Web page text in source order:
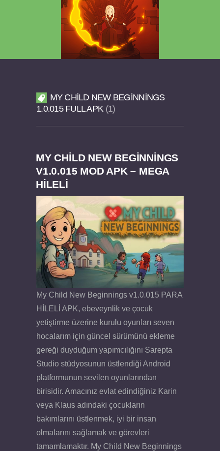
Dream Road Multiplayer v1.4.2 PARA HİLELİ
Felix the Reaper v1.25 FULL APK
MY CHILD NEW BEGINNINGS
1.0.015 FULL APK 1
MY CHILD NEW BEGINNINGS
V1.0.015 MOD APK – MEGA
HİLELİ
My Child New Beginnings v1.0.015 PARA
HİLELİ APK, ebeveynlik ve çocuk
yetiştirme üzerine kurulu oyunları seven
hocalarım için güncel sürümünü ekleme
gereği duyduğum yapımcılığını Sarepta
Studio stüdyosunun üstlendiği Android
platformunun sevilen oyunlarından
birisidir. Amacınız evlat edindiğiniz Karin
veya Klaus adındaki çocukların
bakımlarını üstlenmek, iyi bir insan
olmalarını sağlamak ve görevleri
tamamlamaktır. My Child New Beginnings